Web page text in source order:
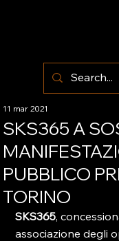
SKS365 A
PUBBLICO
TORINO
11 mar 2021
SKS365,
associazione degli